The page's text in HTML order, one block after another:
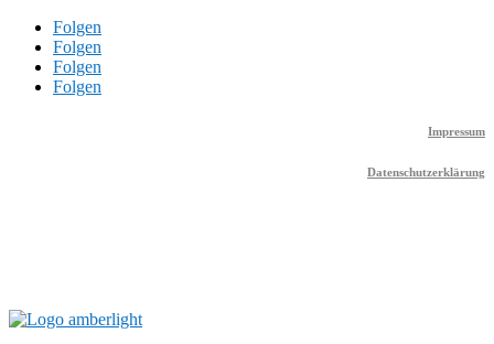
Folgen
Folgen
Folgen
Folgen
Impressum
Datenschutzerklärung